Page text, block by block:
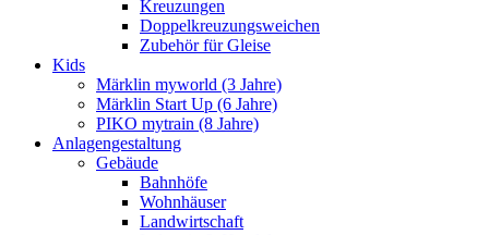
Kreuzungen
Doppelkreuzungsweichen
Zubehör für Gleise
Kids
Märklin myworld (3 Jahre)
Märklin Start Up (6 Jahre)
PIKO mytrain (8 Jahre)
Anlagengestaltung
Gebäude
Bahnhöfe
Wohnhäuser
Landwirtschaft